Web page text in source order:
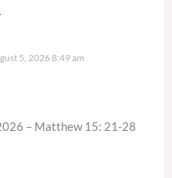
5, 2026 8:49 am
– Matthew 15: 21-28